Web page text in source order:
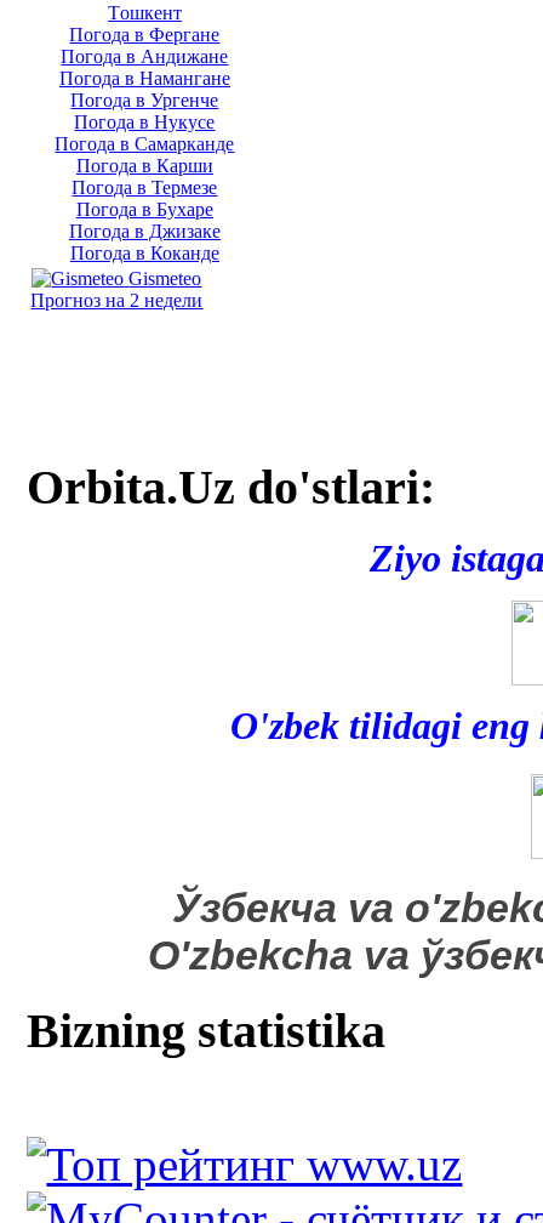
Тoшкент
Погода в Фергане
Погода в Андижане
Погода в Намангане
Погода в Ургенче
Погода в Нукусе
Погода в Самарканде
Погода в Карши
Погода в Термезе
Погода в Бухаре
Погода в Джизаке
Погода в Коканде
Gismeteo
Прогноз на 2 недели
Orbita.Uz do'stlari:
Ziyo
O'zbek tilidagi
​Ўзбекча va
O'zbekcha va
Bizning statistika